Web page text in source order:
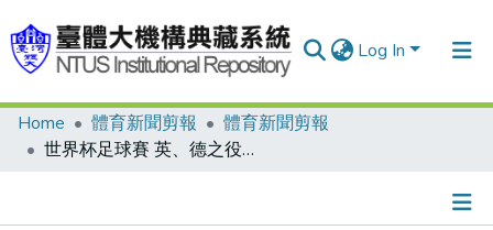
Log In
Communities & Collections
Home 體育新聞剪報
體育新聞剪報
世界杯足球賽 英、德之役隱憂重重 英體育大臣提出警告：當心足球暴動/西班牙馬爾廷簽新約 年薪次於馬拉度納